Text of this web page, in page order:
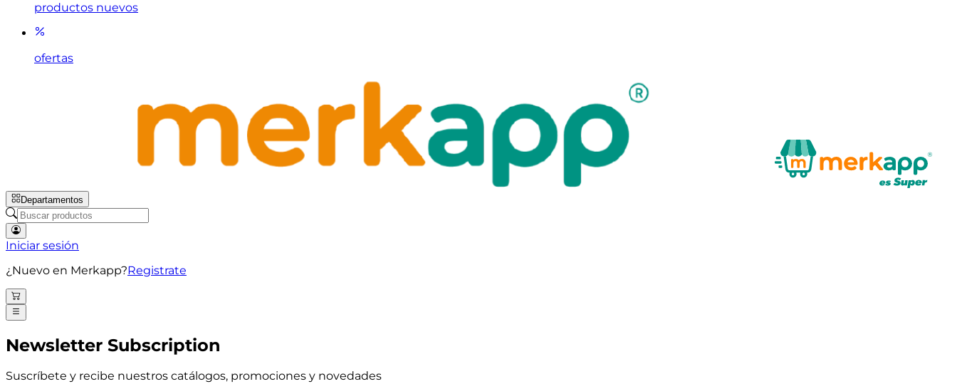
productos nuevos
ofertas
Departamentos
Iniciar sesión
¿Nuevo en Merkapp?Registrate
Newsletter Subscription
Suscríbete y recibe nuestros catálogos, promociones y novedades